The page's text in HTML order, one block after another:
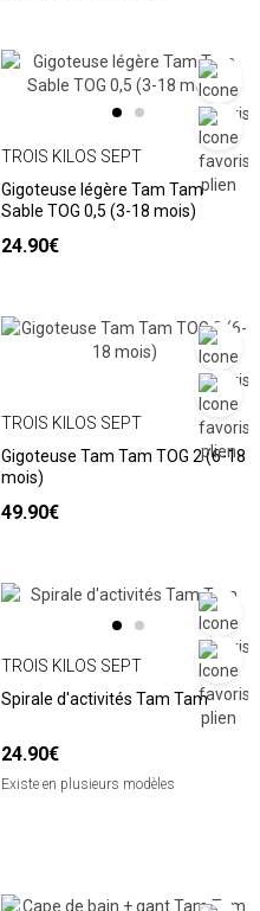
TROIS KILOS SEPT
Gigoteuse légère Tam Tam
Sable TOG 0,5 (3-18 mois)
24.90€
TROIS KILOS SEPT
Gigoteuse Tam Tam TOG 2 (6-18
mois)
49.90€
TROIS KILOS SEPT
Spirale d'activités Tam Tam
24.90€
Existe en plusieurs modèles